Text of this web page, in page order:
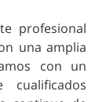
profesional
una amplia
con un